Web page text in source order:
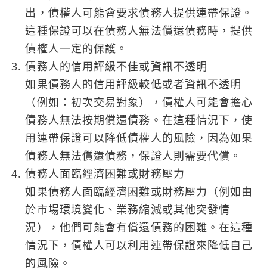
出，債權人可能會要求債務人提供連帶保證。
這種保證可以在債務人無法償還債務時，提供
債權人一定的保護。
債務人的信用評級不佳或資訊不透明
如果債務人的信用評級較低或者資訊不透明
（例如：初次交易對象），債權人可能會擔心
債務人無法按期償還債務。在這種情況下，使
用連帶保證可以降低債權人的風險，因為如果
債務人無法償還債務，保證人則需要代償。
債務人面臨經濟困難或財務壓力
如果債務人面臨經濟困難或財務壓力（例如由
於市場環境變化、業務縮減或其他突發情
況），他們可能會有償還債務的困難。在這種
情況下，債權人可以利用連帶保證來降低自己
的風險。